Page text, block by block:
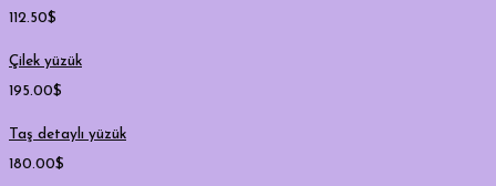
112.50$
Çilek yüzük
195.00$
Taş detaylı yüzük
180.00$